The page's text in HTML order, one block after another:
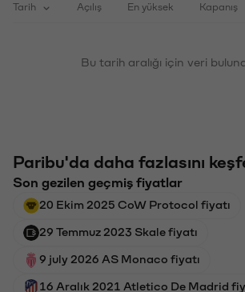
Tarih Açılış En yüksek Kapanış
Bu tarih aralığı için veri
Paribu'da daha fazlasını
Son gezilen geçmiş fiyatlar
20 Ekim 2025 CoW Protocol fiyatı
29 Temmuz 2023 Skale fiyatı
9 july 2026 AS Monaco fiyatı
16 Aralık 2021 Atletico De Madrid